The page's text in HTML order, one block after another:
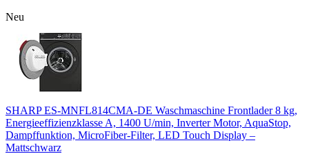
Neu
SHARP ES-MNFL814CMA-DE Waschmaschine Frontlader 8 kg,
Energieeffizienzklasse A, 1400 U/min, Inverter Motor, AquaStop,
Dampffunktion, MicroFiber-Filter, LED Touch Display –
Mattschwarz